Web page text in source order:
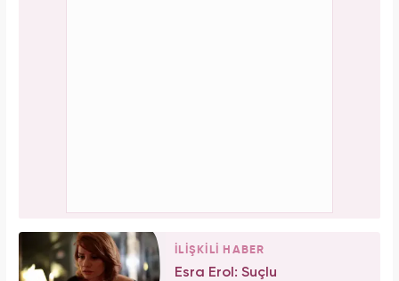
İLİŞKİLİ HABER
Esra Erol: Suçlu